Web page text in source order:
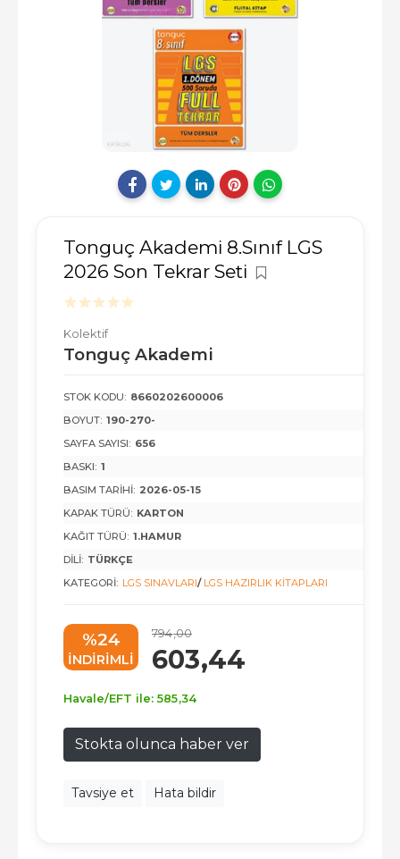
Tonguç Akademi 8.Sınıf LGS
2026 Son Tekrar Seti
Kolektif
Tonguç Akademi
STOK KODU: 8660202600006
BOYUT: 190-270-
SAYFA SAYISI: 656
BASKI: 1
BASIM TARIHI: 2026-05-15
KAPAK TÜRÜ: KARTON
KAĞIT TÜRÜ: 1.HAMUR
DILI: TÜRKÇE
KATEGORI: LGS SINAVLARI/ LGS HAZIRLIK KITAPLARI
%24
INDIRIMLI
794,00
603,44
Havale/EFT ile: 585,34
Stokta olunca haber ver
Tavsiye et Hata bildir